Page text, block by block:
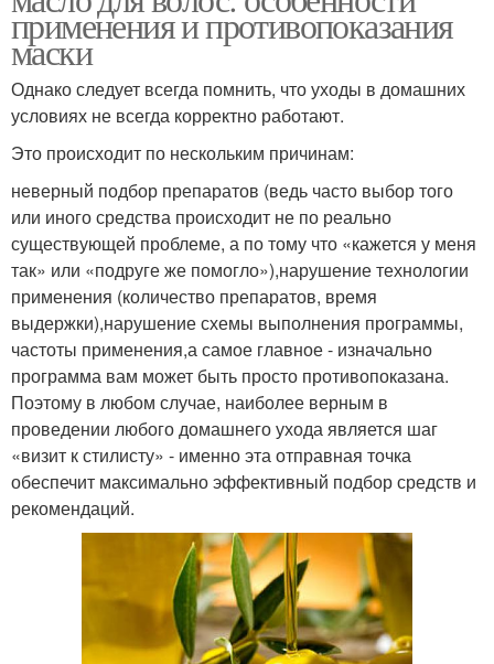
применения и противопоказания
маски
Однако следует всегда помнить, что уходы в домашних
условиях не всегда корректно работают.
Это происходит по нескольким причинам:
неверный подбор препаратов (ведь часто выбор того
или иного средства происходит не по реально
существующей проблеме, а по тому что «кажется у меня
так» или «подруге же помогло»),нарушение технологии
применения (количество препаратов, время
выдержки),нарушение схемы выполнения программы,
частоты применения,а самое главное - изначально
программа вам может быть просто противопоказана.
Поэтому в любом случае, наиболее верным в
проведении любого домашнего ухода является шаг
«визит к стилисту» - именно эта отправная точка
обеспечит максимально эффективный подбор средств и
рекомендаций.